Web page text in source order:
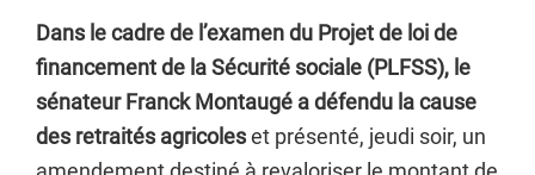
Dans le cadre de l’examen du Projet de loi de
financement de la Sécurité sociale (PLFSS), le
sénateur Franck Montaugé a défendu la cause
des retraités agricoleset présenté, jeudi soir, un